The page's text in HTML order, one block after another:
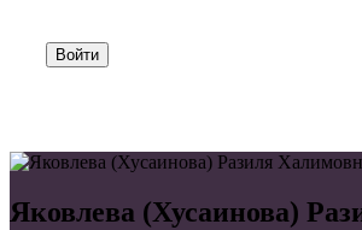
Войти
Яковлева (Хусаинова)